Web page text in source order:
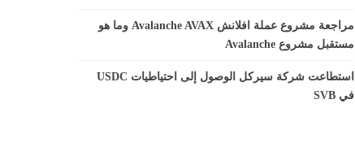
مراجعة مشروع عملة افلانش Avalanche AVAX وما هو
مستقبل مشروع Avalanche
استطاعت شركة سيركل الوصول إلى احتياطيات USDC
في SVB